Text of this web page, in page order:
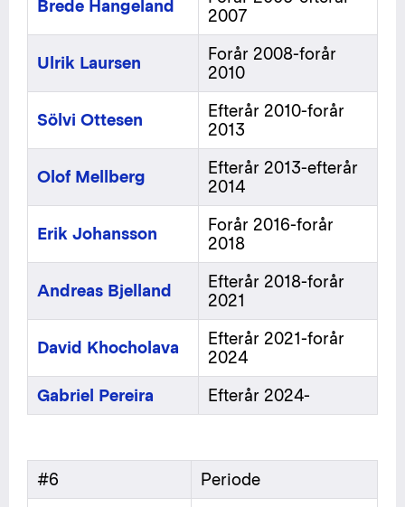
Brede Hangeland
2007
Ulrik Laursen
Forår 2008-forår
2010
Sölvi Ottesen
Efterår 2010-forår
2013
Olof Mellberg
Efterår 2013-efterår
2014
Erik Johansson
Forår 2016-forår
2018
Andreas Bjelland
Efterår 2018-forår
2021
David Khocholava
Efterår 2021-forår
2024
Gabriel Pereira
Efterår 2024-
#6 Periode